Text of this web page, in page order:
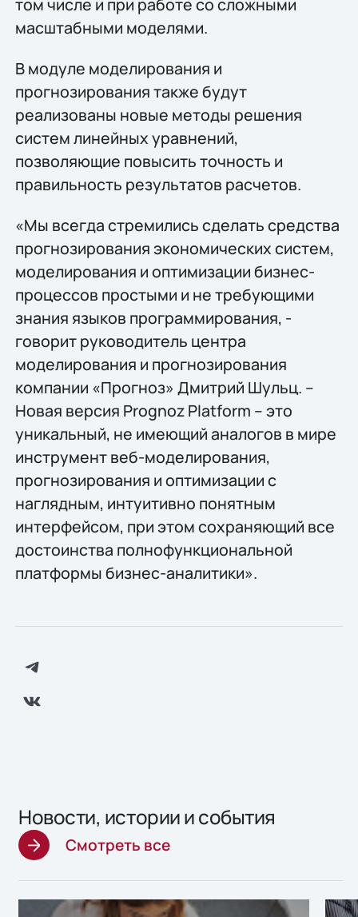
масштабными моделями.
В модуле моделирования и
прогнозирования также будут
реализованы новые методы решения
систем линейных уравнений,
позволяющие повысить точность и
правильность результатов расчетов.
«Мы всегда стремились сделать средства
прогнозирования экономических систем,
моделирования и оптимизации бизнес-
процессов простыми и не требующими
знания языков программирования, -
говорит руководитель центра
моделирования и прогнозирования
компании «Прогноз» Дмитрий Шульц. –
Новая версия Prognoz Platform – это
уникальный, не имеющий аналогов в мире
инструмент веб-моделирования,
прогнозирования и оптимизации с
наглядным, интуитивно понятным
интерфейсом, при этом сохраняющий все
достоинства полнофункциональной
платформы бизнес-аналитики».
Новости, истории и события
Смотреть все